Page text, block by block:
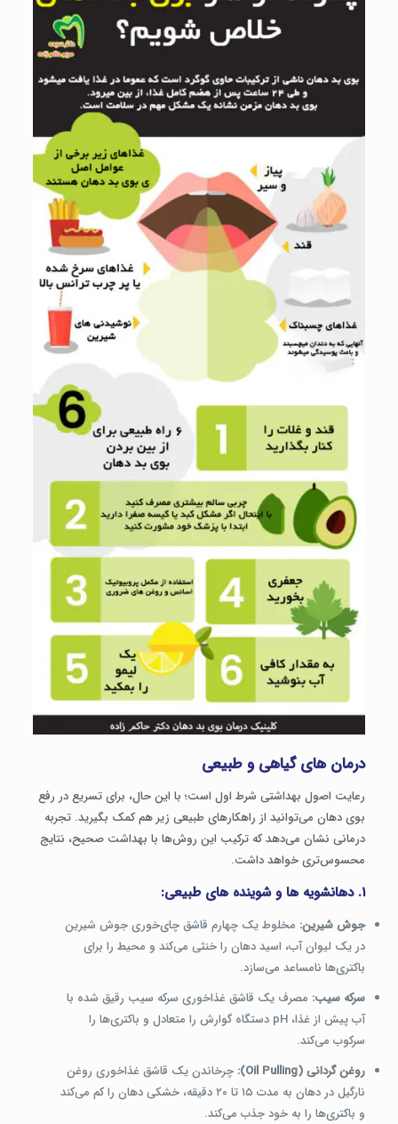
درمان های گیاهی و طبیعی
رعایت اصول بهداشتی شرط اول است؛ با این حال، برای تسریع در رفع
بوی دهان می‌توانید از راهکارهای طبیعی زیر هم کمک بگیرید. تجربه
درمانی نشان می‌دهد که ترکیب این روش‌ها با بهداشت صحیح، نتایج
محسوس‌تری خواهد داشت.
۱. دهانشویه ها و شوینده های طبیعی:
جوش شیرین: مخلوط یک چهارم قاشق چای‌خوری جوش شیرین
در یک لیوان آب، اسید دهان را خنثی می‌کند و محیط را برای
باکتری‌ها نامساعد می‌سازد.
سرکه سیب: مصرف یک قاشق غذاخوری سرکه سیب رقیق شده با
آب پیش از غذا، pH دستگاه گوارش را متعادل و باکتری‌ها را
سرکوب می‌کند.
روغن گردانی (Oil Pulling):
چرخاندن یک قاشق غذاخوری روغن
نارگیل در دهان به مدت ۱۵ تا ۲۰ دقیقه، خشکی دهان را کم می‌کند
و باکتری‌ها را به خود جذب می‌کند.